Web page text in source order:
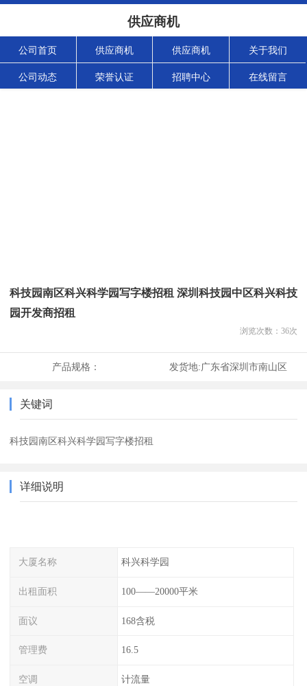
供应商机
公司首页 供应商机 供应商机 关于我们
公司动态 荣誉认证 招聘中心 在线留言
科技园南区科兴科学园写字楼招租 深圳科技园中区科兴科技
园开发商招租
浏览次数： 36次
产品规格： 发货地:广东省深圳市南山区
关键词
科技园南区科兴科学园写字楼招租
详细说明
大厦名称 科兴科学园
出租面积 100——20000平米
面议 168含税
管理费 16.5
空调 计流量